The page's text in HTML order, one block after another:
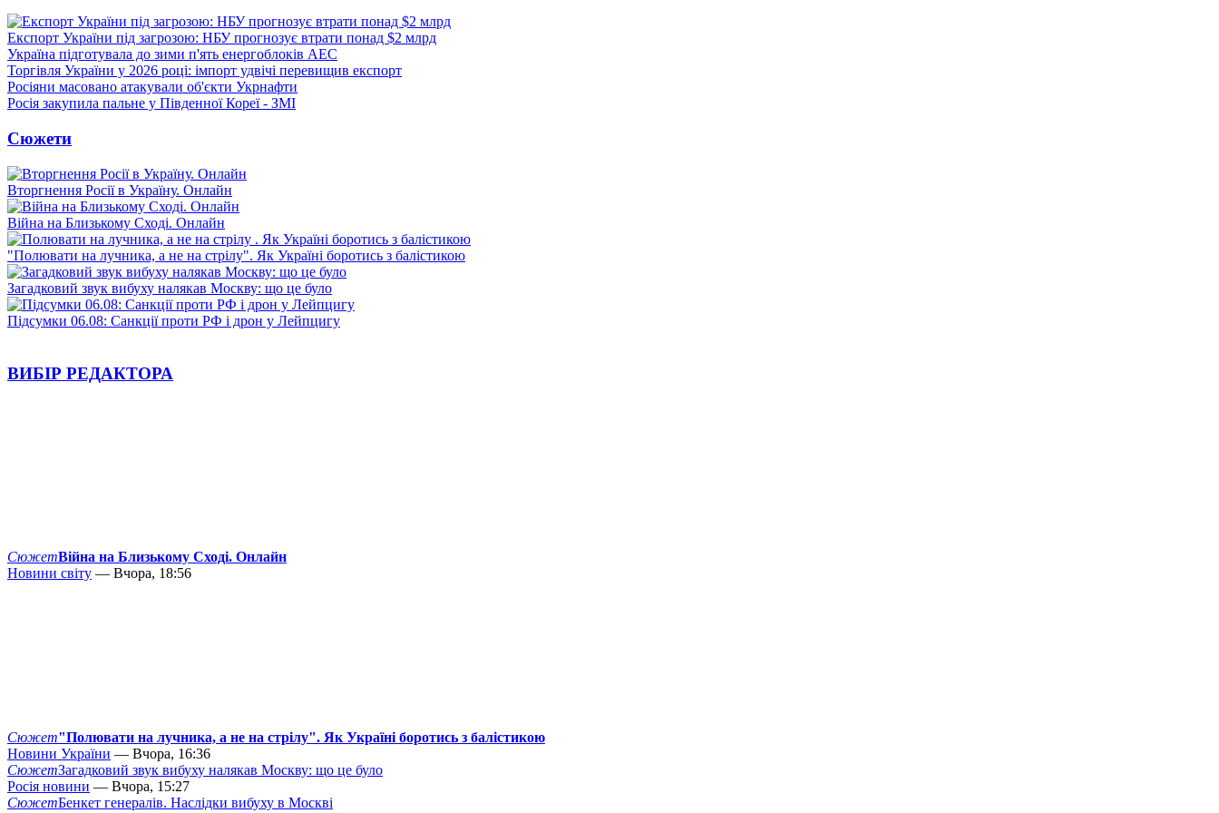
Експорт України під загрозою: НБУ прогнозує втрати понад $2 млрд
Україна підготувала до зими п'ять енергоблоків АЕС
Торгівля України у 2026 році: імпорт удвічі перевищив експорт
Росіяни масовано атакували об'єкти Укрнафти
Росія закупила пальне у Південної Кореї - ЗМІ
Сюжети
Вторгнення Росії в Україну. Онлайн
Війна на Близькому Сході. Онлайн
"Полювати на лучника, а не на стрілу". Як Україні боротись з балістикою
Загадковий звук вибуху налякав Москву: що це було
Підсумки 06.08: Санкції проти РФ і дрон у Лейпцигу
ВИБІР РЕДАКТОРА
СюжетВійна на Близькому Сході. Онлайн
Новини світу — Вчора, 18:56
Сюжет"Полювати на лучника, а не на стрілу". Як Україні боротись з балістикою
Новини України — Вчора, 16:36
СюжетЗагадковий звук вибуху налякав Москву: що це було
Росія новини — Вчора, 15:27
СюжетБенкет генералів. Наслідки вибуху в Москві